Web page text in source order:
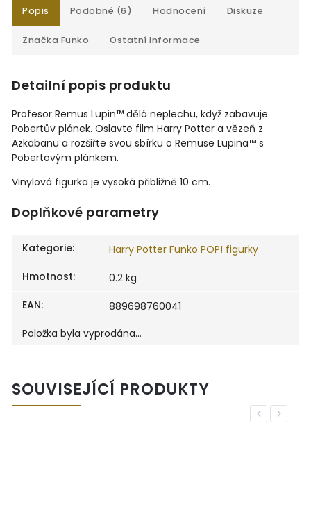
Popis Podobné (6) Hodnocení Diskuze
Značka Funko Ostatní informace
Detailní popis produktu
Profesor Remus Lupin™ dělá neplechu, když zabavuje
Pobertův plánek. Oslavte film Harry Potter a vězeň z
Azkabanu a rozšiřte svou sbírku o Remuse Lupina™ s
Pobertovým plánkem.
Vinylová figurka je vysoká přibližně 10 cm.
Doplňkové parametry
Kategorie:
Harry Potter Funko POP! figurky
Hmotnost:
0.2 kg
EAN:
889698760041
Položka byla vyprodána…
SOUVISEJÍCÍ PRODUKTY
Previous
Next